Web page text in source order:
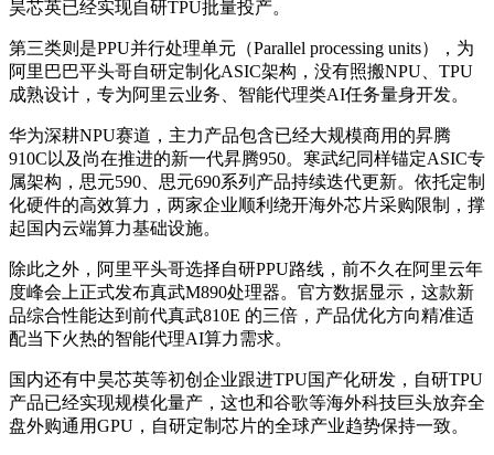
昊芯英已经实现自研TPU批量投产。
第三类则是PPU并行处理单元（Parallel processing units），为
阿里巴巴平头哥自研定制化ASIC架构，没有照搬NPU、TPU
成熟设计，专为阿里云业务、智能代理类AI任务量身开发。
华为深耕NPU赛道，主力产品包含已经大规模商用的昇腾
910C以及尚在推进的新一代昇腾950。寒武纪同样锚定ASIC专
属架构，思元590、思元690系列产品持续迭代更新。依托定制
化硬件的高效算力，两家企业顺利绕开海外芯片采购限制，撑
起国内云端算力基础设施。
除此之外，阿里平头哥选择自研PPU路线，前不久在阿里云年
度峰会上正式发布真武M890处理器。官方数据显示，这款新
品综合性能达到前代真武810E 的三倍，产品优化方向精准适
配当下火热的智能代理AI算力需求。
国内还有中昊芯英等初创企业跟进TPU国产化研发，自研TPU
产品已经实现规模化量产，这也和谷歌等海外科技巨头放弃全
盘外购通用GPU，自研定制芯片的全球产业趋势保持一致。